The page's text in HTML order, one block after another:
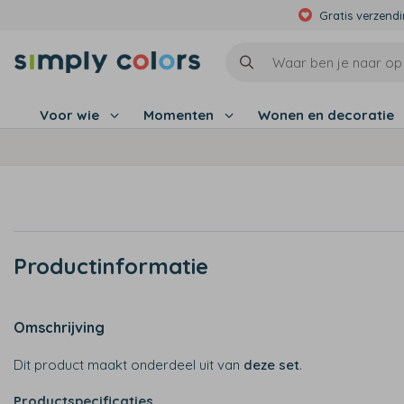
Gratis
Voor wie Momenten Wonen en decoratie
Productinformatie
Omschrijving
Dit product maakt onderdeel uit van deze set.